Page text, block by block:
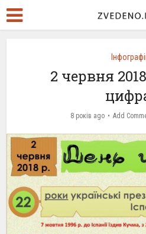
2 червня
8 років ago Add